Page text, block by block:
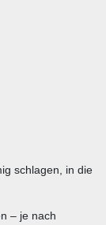
schlagen, in die
– je nach